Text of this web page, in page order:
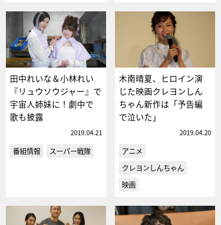
田中れいな＆小林れい
『リュウソウジャー』で
宇宙人姉妹に！劇中で
歌も披露
2019.04.21
番組情報 スーパー戦隊
木南晴夏、ヒロイン演
じた映画クレヨンしん
ちゃん新作は「予告編
で泣いた」
2019.04.20
アニメ
クレヨンしんちゃん
映画